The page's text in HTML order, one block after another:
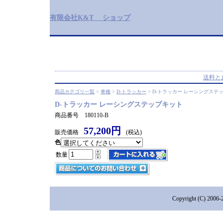
有限会社K&T ショップ
送料と
商品カテゴリ一覧 > 車種 > D-トラッカー > D-トラッカー レーシングステ
D-トラッカー レーシングステップキット
商品番号 180110-B
販売価格 57,200円
(税込)
色
数量
Copyright (C)